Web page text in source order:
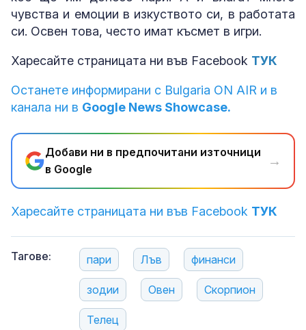
чувства и емоции в изкуството си, в работата
си. Освен това, често имат късмет в игри.
Харесайте страницата ни във Facebook ТУК
Останете информирани с Bulgaria ON AIR и в
канала ни в Google News Showcase.
Добави ни в предпочитани източници
в Google
→
Харесайте страницата ни във Facebook ТУК
Тагове: пари Лъв финанси
зодии Овен Скорпион
Телец